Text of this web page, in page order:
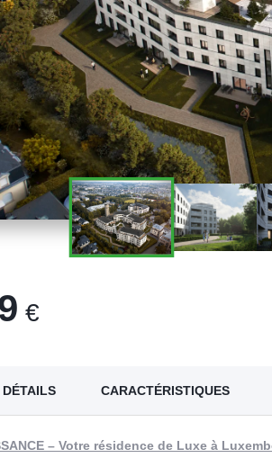
€
DÉTAILS CARACTÉRISTIQUES
– Votre résidence de Luxe à